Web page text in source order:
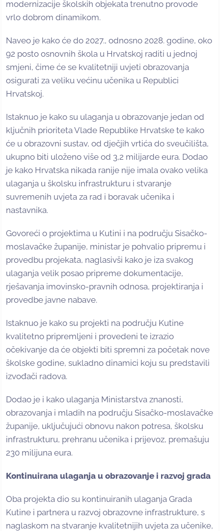
modernizacije školskih objekata trenutno provode
vrlo dobrom dinamikom.
Naveo je kako će do 2027., odnosno 2028. godine, oko
92 posto osnovnih škola u Hrvatskoj raditi u jednoj
smjeni, čime će se kvalitetniji uvjeti obrazovanja
osigurati za veliku većinu učenika u Republici
Hrvatskoj.
Istaknuo je kako su ulaganja u obrazovanje jedan od
ključnih prioriteta Vlade Republike Hrvatske te kako
će u obrazovni sustav, od dječjih vrtića do sveučilišta,
ukupno biti uloženo više od 3,2 milijarde eura. Dodao
je kako Hrvatska nikada ranije nije imala ovako velika
ulaganja u školsku infrastrukturu i stvaranje
suvremenih uvjeta za rad i boravak učenika i
nastavnika.
Govoreći o projektima u Kutini i na području Sisačko-
moslavačke županije, ministar je pohvalio pripremu i
provedbu projekata, naglasivši kako je iza svakog
ulaganja velik posao pripreme dokumentacije,
rješavanja imovinsko-pravnih odnosa, projektiranja i
provedbe javne nabave.
Istaknuo je kako su projekti na području Kutine
kvalitetno pripremljeni i provedeni te izrazio
očekivanje da će objekti biti spremni za početak nove
školske godine, sukladno dinamici koju su predstavili
izvođači radova.
Dodao je i kako ulaganja Ministarstva znanosti,
obrazovanja i mladih na području Sisačko-moslavačke
županije, uključujući obnovu nakon potresa, školsku
infrastrukturu, prehranu učenika i prijevoz, premašuju
230 milijuna eura.
Kontinuirana ulaganja u obrazovanje i razvoj grada
Oba projekta dio su kontinuiranih ulaganja Grada
Kutine i partnera u razvoj obrazovne infrastrukture, s
naglaskom na stvaranje kvalitetnijih uvjeta za učenike,